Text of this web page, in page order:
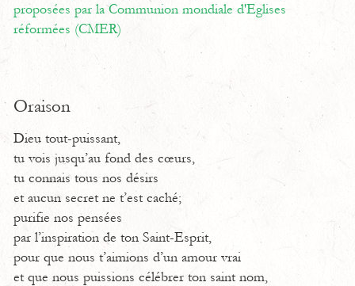
proposées par la Communion mondiale d'Eglises
réformées (CMER)
Oraison
Dieu tout-puissant,
tu vois jusqu’au fond des cœurs,
tu connais tous nos désirs
et aucun secret ne t’est caché;
purifie nos pensées
par l’inspiration de ton Saint-Esprit,
pour que nous t’aimions d’un amour vrai
et que nous puissions célébrer ton saint nom,